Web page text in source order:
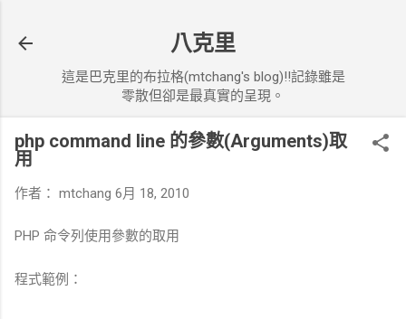
八克里
這是巴克里的布拉格(mtchang's blog)!!記錄雖是
零散但卻是最真實的呈現。
php command line 的參數(Arguments)取
用
作者： mtchang 6月 18, 2010
PHP 命令列使用參數的取用
程式範例：